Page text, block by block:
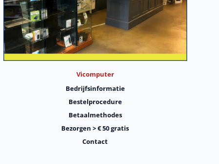
Vicomputer
Bedrijfsinformatie
Bestelprocedure
Betaalmethodes
Bezorgen > € 50 gratis
Contact